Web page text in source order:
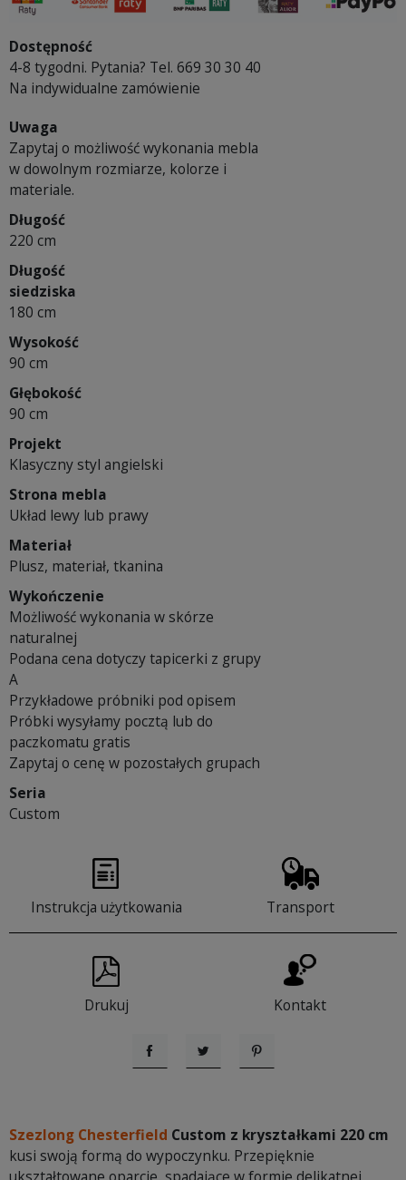
Dostępność
4-8 tygodni. Pytania? Tel. 669 30 30 40
Na indywidualne zamówienie
Uwaga
Zapytaj o możliwość wykonania mebla
w dowolnym rozmiarze, kolorze i
materiale.
Długość
220 cm
Długość
siedziska
180 cm
Wysokość
90 cm
Głębokość
90 cm
Projekt
Klasyczny styl angielski
Strona mebla
Układ lewy lub prawy
Materiał
Plusz, materiał, tkanina
Wykończenie
Możliwość wykonania w skórze
naturalnej
Podana cena dotyczy tapicerki z grupy
A
Przykładowe próbniki pod opisem
Próbki wysyłamy pocztą lub do
paczkomatu gratis
Zapytaj o cenę w pozostałych grupach
Seria
Custom
Instrukcja użytkowania Transport
Drukuj Kontakt
UdostępnijTweetujPinterest
Szezlong Chesterfield Custom z kryształkami 220 cm
kusi swoją formą do wypoczynku. Przepięknie